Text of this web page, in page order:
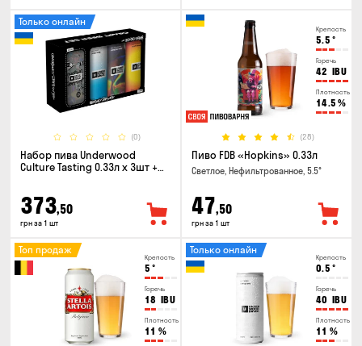
(0)
Только онлайн
Набор пива Underwood
Culture Tasting 0.33л x 3шт +
373,50
грн за 1 шт
Крепость
5.5 °
Горечь
42 IBU
Плотность
14.5 %
(28)
Пиво FDB «Hopkins» 0.33л
Светлое, Нефильтрованное, 5.5°
47,50
грн за 1 шт
Крепость
5 °
Горечь
18 IBU
Плотность
11 %
Топ продаж
Крепость
0.5 °
Горечь
40 IBU
Плотность
11 %
Только онлайн